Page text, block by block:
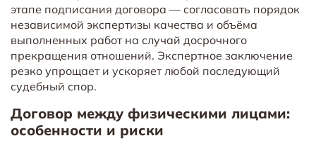
этапе подписания договора — согласовать порядок
независимой экспертизы качества и объёма
выполненных работ на случай досрочного
прекращения отношений. Экспертное заключение
резко упрощает и ускоряет любой последующий
судебный спор.
Договор между физическими лицами:
особенности и риски